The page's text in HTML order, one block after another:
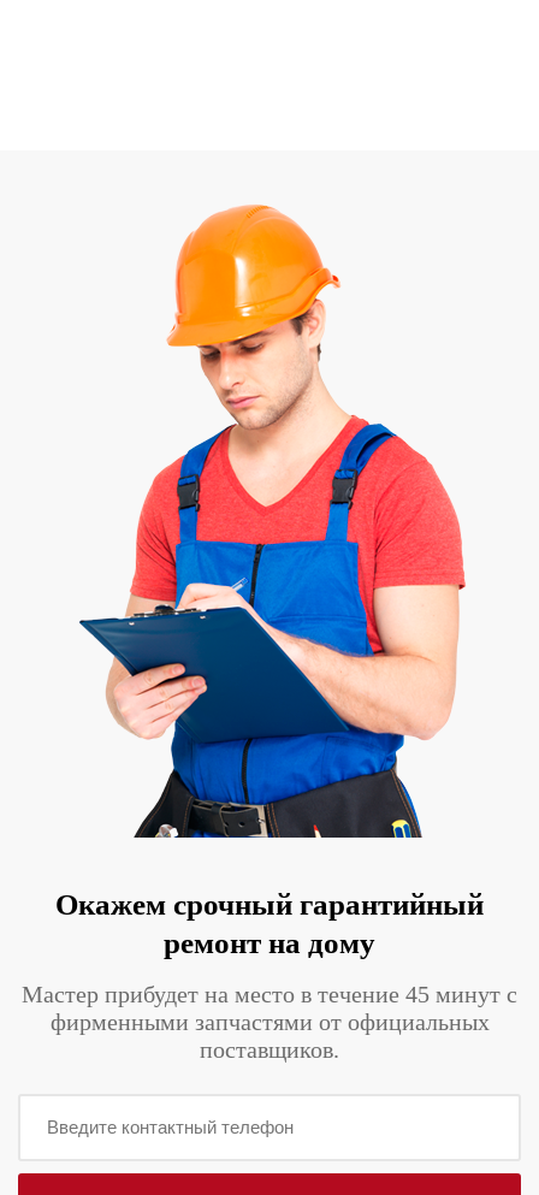
Окажем срочный гарантийный
ремонт на дому
Мастер прибудет на место в течение 45 минут с
фирменными запчастями от официальных
поставщиков.